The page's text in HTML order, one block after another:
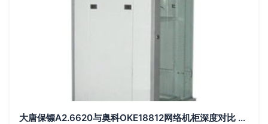
大唐保镖A2.6620与奥科OKE18812网络机柜深度对比 ZOL视角下的细分选择